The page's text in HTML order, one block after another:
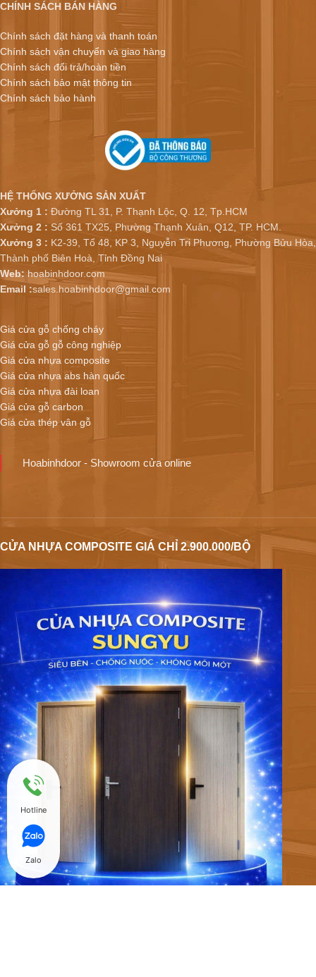
CHÍNH SÁCH BÁN HÀNG
Chính sách đặt hàng và thanh toán
Chính sách vận chuyển và giao hàng
Chính sách đổi trả/hoàn tiền
Chính sách bảo mật thông tin
Chính sách bảo hành
HỆ THỐNG XƯỞNG SẢN XUẤT
Xưởng 1 : Đường TL 31, P. Thạnh Lộc, Q. 12, Tp.HCM
Xưởng 2 : Số 361 TX25, Phường Thạnh Xuân, Q12, TP. HCM.
Xưởng 3 : K2-39, Tổ 48, KP 3, Nguyễn Tri Phương, Phường Bửu Hòa,
Thành phố Biên Hoà, Tỉnh Đồng Nai
Web: hoabinhdoor.com
Email :sales.hoabinhdoor@gmail.com
Giá cửa gỗ chống cháy
Giá cửa gỗ gỗ công nghiệp
Giá cửa nhựa composite
Giá cửa nhựa abs hàn quốc
Giá cửa nhựa đài loan
Giá cửa gỗ carbon
Giá cửa thép vân gỗ
Hoabinhdoor - Showroom cửa online
CỬA NHỰA COMPOSITE GIÁ CHỈ 2.900.000/BỘ
Hotline
Zalo